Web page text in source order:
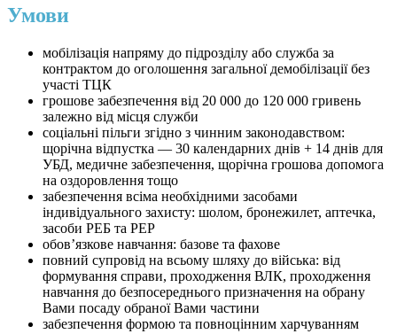
Умови
мобілізація напряму до підрозділу або служба за
контрактом до оголошення загальної демобілізації без
участі ТЦК
грошове забезпечення від 20 000 до 120 000 гривень
залежно від місця служби
соціальні пільги згідно з чинним законодавством:
щорічна відпустка — 30 календарних днів + 14 днів для
УБД, медичне забезпечення, щорічна грошова допомога
на оздоровлення тощо
забезпечення всіма необхідними засобами
індивідуального захисту: шолом, бронежилет, аптечка,
засоби РЕБ та РЕР
обов’язкове навчання: базове та фахове
повний супровід на всьому шляху до війська: від
формування справи, проходження ВЛК, проходження
навчання до безпосереднього призначення на обрану
Вами посаду обраної Вами частини
забезпечення формою та повноцінним харчуванням